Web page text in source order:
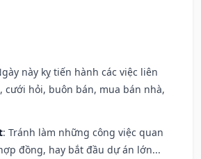
này kỵ tiến hành các việc liên
cưới hỏi, buôn bán, mua bán nhà,
: Tránh làm những công việc quan
đồng, hay bắt đầu dự án lớn...